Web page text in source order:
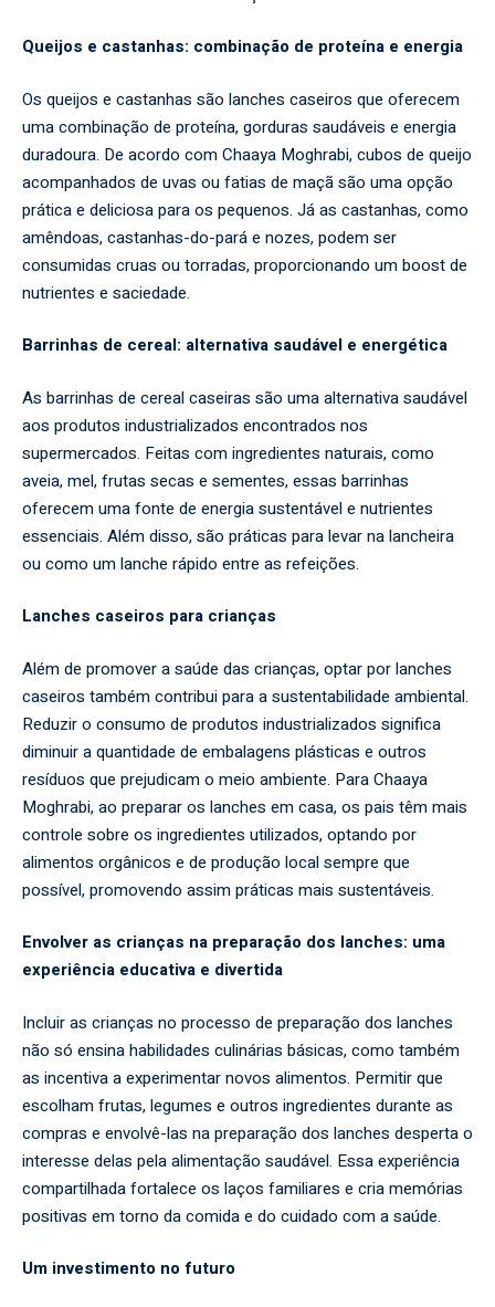
Queijos e castanhas: combinação de proteína e energia
Os queijos e castanhas são lanches caseiros que oferecem
uma combinação de proteína, gorduras saudáveis e energia
duradoura. De acordo com Chaaya Moghrabi, cubos de queijo
acompanhados de uvas ou fatias de maçã são uma opção
prática e deliciosa para os pequenos. Já as castanhas, como
amêndoas, castanhas-do-pará e nozes, podem ser
consumidas cruas ou torradas, proporcionando um boost de
nutrientes e saciedade.
Barrinhas de cereal: alternativa saudável e energética
As barrinhas de cereal caseiras são uma alternativa saudável
aos produtos industrializados encontrados nos
supermercados. Feitas com ingredientes naturais, como
aveia, mel, frutas secas e sementes, essas barrinhas
oferecem uma fonte de energia sustentável e nutrientes
essenciais. Além disso, são práticas para levar na lancheira
ou como um lanche rápido entre as refeições.
Lanches caseiros para crianças
Além de promover a saúde das crianças, optar por lanches
caseiros também contribui para a sustentabilidade ambiental.
Reduzir o consumo de produtos industrializados significa
diminuir a quantidade de embalagens plásticas e outros
resíduos que prejudicam o meio ambiente. Para Chaaya
Moghrabi, ao preparar os lanches em casa, os pais têm mais
controle sobre os ingredientes utilizados, optando por
alimentos orgânicos e de produção local sempre que
possível, promovendo assim práticas mais sustentáveis.
Envolver as crianças na preparação dos lanches: uma
experiência educativa e divertida
Incluir as crianças no processo de preparação dos lanches
não só ensina habilidades culinárias básicas, como também
as incentiva a experimentar novos alimentos. Permitir que
escolham frutas, legumes e outros ingredientes durante as
compras e envolvê-las na preparação dos lanches desperta o
interesse delas pela alimentação saudável. Essa experiência
compartilhada fortalece os laços familiares e cria memórias
positivas em torno da comida e do cuidado com a saúde.
Um investimento no futuro